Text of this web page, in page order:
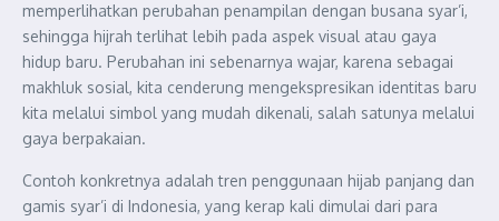
memperlihatkan perubahan penampilan dengan busana syar’i,
sehingga hijrah terlihat lebih pada aspek visual atau gaya
hidup baru. Perubahan ini sebenarnya wajar, karena sebagai
makhluk sosial, kita cenderung mengekspresikan identitas baru
kita melalui simbol yang mudah dikenali, salah satunya melalui
gaya berpakaian.
Contoh konkretnya adalah tren penggunaan hijab panjang dan
gamis syar’i di Indonesia, yang kerap kali dimulai dari para